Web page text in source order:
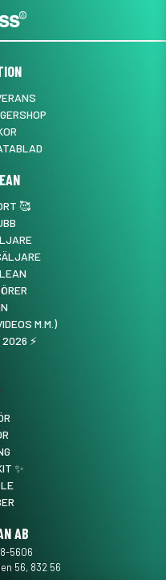
🥰
M.M.)
⚡️
✨
AB
5606
56, 832 56